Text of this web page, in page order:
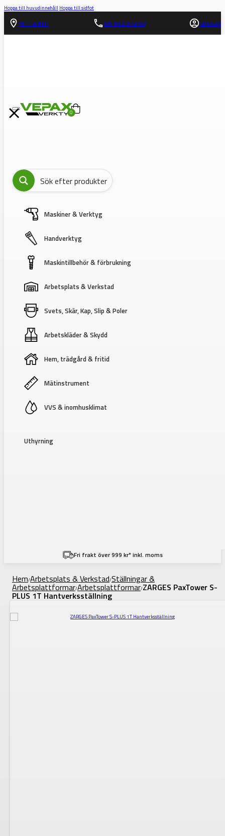
Hoppa till huvudinnehåll Hoppa till sidfot
HITTA HIT! 08-562 372 00 LOGGA IN
0
Maskiner & Verktyg
Handverktyg
Maskintillbehör & förbrukning
Arbetsplats & Verkstad
Svets, Skär, Kap, Slip & Poler
Arbetskläder & Skydd
Hem, trädgård & fritid
Mätinstrument
VVS & inomhusklimat
Uthyrning
Fri frakt över 999 kr* inkl. moms
Hem/Arbetsplats & Verkstad/Ställningar &
Arbetsplattformar/Arbetsplattformar/ZARGES PaxTower S-
PLUS 1T Hantverksställning